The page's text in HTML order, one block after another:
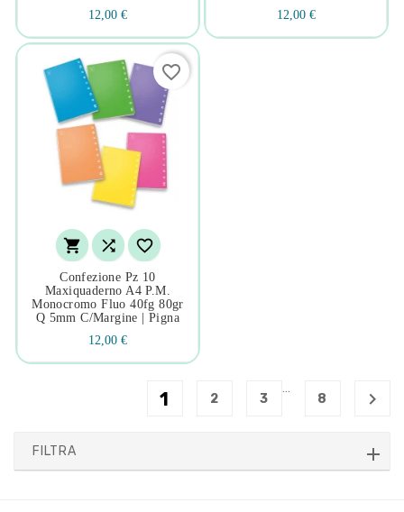
12,00 €
12,00 €
  
Confezione Pz 10
Maxiquaderno A4 P.m.
Monocromo Fluo 40fg 80gr
Q 5mm C/margine | Pigna
12,00 €
favorite_border
1 2 3
…
8 
FILTRA